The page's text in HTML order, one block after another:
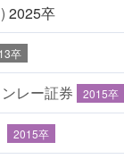
2025卒
卒
レー証券 2015卒
2015卒